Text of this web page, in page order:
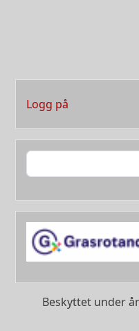
User account menu
Logg på
Søk
Beskyttet under